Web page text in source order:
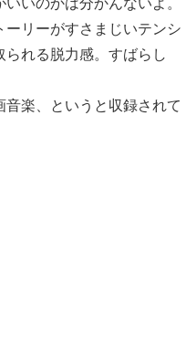
リーがすさまじいテンシ
られる脱力感。すばらし
音楽、というと収録されて